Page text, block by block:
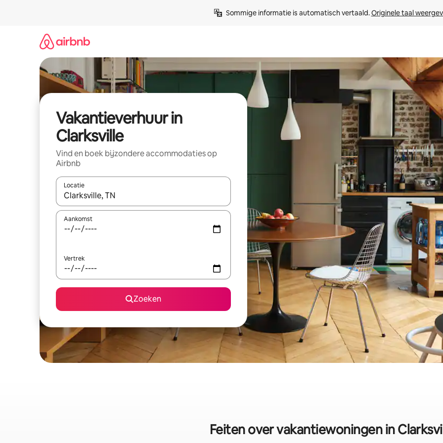
Sommige informatie is automatisch vertaald. Originele taal
Vakantieverhuur in
Clarksville
Vind en boek bijzondere accommodaties op
Airbnb
Locatie
Wanneer er suggesties beschikbaar zijn, maak je een keuze met je de pijltjestoetsen omhoog en omlaag, óf door te
Aankomst
Vertrek
Zoeken
Feiten over vakantiewoningen in